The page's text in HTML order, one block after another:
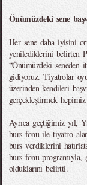
Önümüzdeki sene
Her sene daha iyisini
yenilediklerini belirten
“Önümüzdeki seneden
gidiyoruz. Tiyatrolar
üzerinden kendileri
gerçekleştirmek
Ayrıca geçtiğimiz yıl,
burs fonu ile tiyatro
burs verdiklerini
burs fonu programıyla,
olduklarını belirtti.